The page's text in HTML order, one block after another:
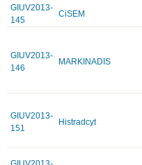
GIUV2013-
145
CiSEM
GIUV2013-
146
MARKINADIS
GIUV2013-
151
Histradcyt